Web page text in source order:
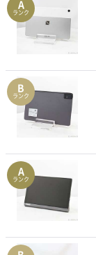
A
ランク
B
ランク
A
ランク